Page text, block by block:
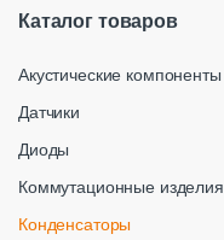
Каталог товаров
Акустические компоненты
Датчики
Диоды
Коммутационные изделия
Конденсаторы